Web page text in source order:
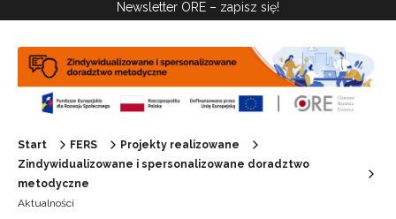
Newsletter ORE – zapisz się!
Start FERS
Projekty realizowane
Zindywidualizowane i spersonalizowane doradztwo
metodyczne
Aktualności